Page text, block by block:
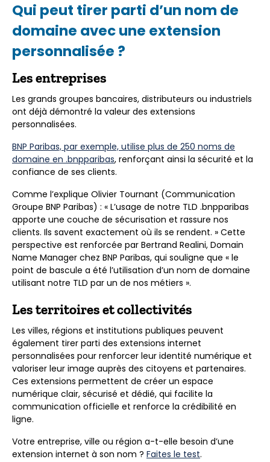
Qui peut tirer parti d’un nom de
domaine avec une extension
personnalisée ?
Les entreprises
Les grands groupes bancaires, distributeurs ou industriels
ont déjà démontré la valeur des extensions
personnalisées.
BNP Paribas, par exemple, utilise plus de 250 noms de
domaine en .bnpparibas, renforçant ainsi la sécurité et la
confiance de ses clients.
Comme l’explique Olivier Tournant (Communication
Groupe BNP Paribas) : « L’usage de notre TLD .bnpparibas
apporte une couche de sécurisation et rassure nos
clients. Ils savent exactement où ils se rendent. » Cette
perspective est renforcée par Bertrand Realini, Domain
Name Manager chez BNP Paribas, qui souligne que « le
point de bascule a été l’utilisation d’un nom de domaine
utilisant notre TLD par un de nos métiers ».
Les territoires et collectivités
Les villes, régions et institutions publiques peuvent
également tirer parti des extensions internet
personnalisées pour renforcer leur identité numérique et
valoriser leur image auprès des citoyens et partenaires.
Ces extensions permettent de créer un espace
numérique clair, sécurisé et dédié, qui facilite la
communication officielle et renforce la crédibilité en
ligne.
Votre entreprise, ville ou région a-t-elle besoin d’une
extension internet à son nom ? Faites le test.